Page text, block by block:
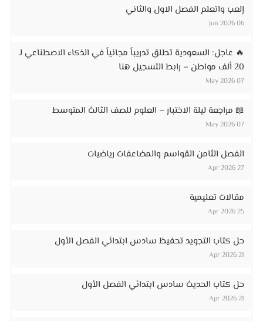
إلعب واتعلم الفصل الاول والثاني
06 Jun 2026
🔥 عاجل: السعودية تطلق تدريباً مجانياً في الذكاء الاصطناعي لـ
20 ألف مواطن – رابط التسجيل هنا
07 May 2026
📖 مراجعة ليلة الاختبار – العلوم للصف الثالث المتوسط
07 May 2026
الفصل الثامن القواسم والمضاعفات رياضيات
27 Apr 2026
مقالات تعليمية
25 Apr 2026
حل كتاب التجويد تحفيظ سادس ابتدائي الفصل الأول
21 Apr 2026
حل كتاب الحديث سادس ابتدائي الفصل الأول
21 Apr 2026